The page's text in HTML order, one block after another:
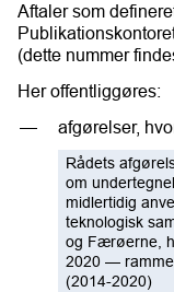
Aftaler som
(dette nummer
Her offentliggøres:
afgørelser,
Rådets
om
midlertidig
teknologisk
og Færøerne,
2020 —
(2014-2020)